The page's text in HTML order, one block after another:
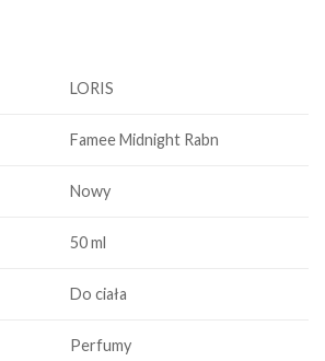
LORIS
Famee Midnight Rabn
Nowy
50 ml
Do ciała
Perfumy